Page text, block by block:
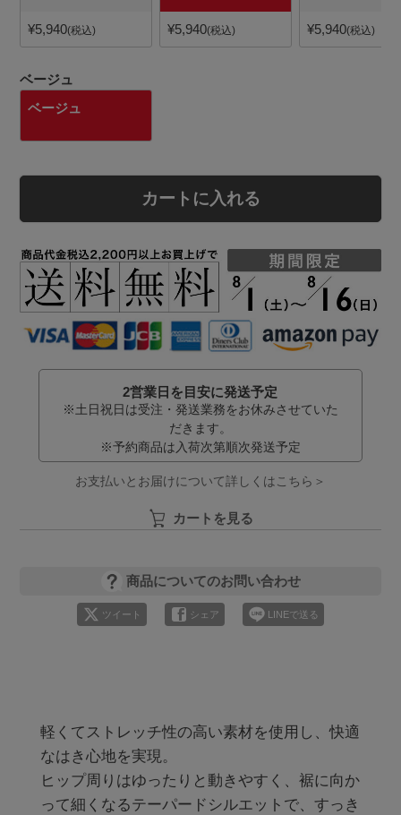
¥5,940 税込 ¥5,940 税込 ¥5,940 税込
ベージュ
ベージュ
カートに入れる
2営業日を目安に発送予定
※土日祝日は受注・発送業務をお休みさせていた
だきます。
※予約商品は入荷次第順次発送予定
お支払いとお届けについて詳しくはこちら＞
カートを見る
商品についてのお問い合わせ
ツイート シェア LINEで送る
軽くてストレッチ性の高い素材を使用し、快適
なはき心地を実現。
ヒップ周りはゆったりと動きやすく、裾に向か
って細くなるテーパードシルエットで、すっき